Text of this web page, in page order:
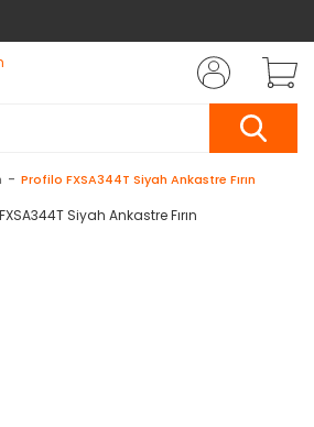
Profilo FXSA344T Siyah Ankastre Fırın